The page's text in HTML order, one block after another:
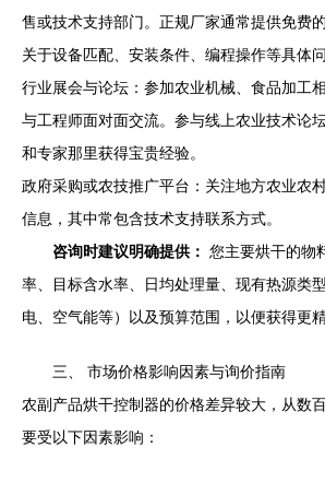
售或技术支持部门。正规厂家通常提供免费
关于设备匹配、安装条件、编程操作等具体问
行业展会与论坛：参加农业机械、食品加工
与工程师面对面交流。参与线上农业技术论
和专家那里获得宝贵经验。
政府采购或农技推广平台：关注地方农业农
信息，其中常包含技术支持联系方式。
咨询时建议明确提供： 您主要烘干的物
率、目标含水率、日均处理量、现有热源类
电、空气能等）以及预算范围，以便获得更精
三、 市场价格影响因素与询价指南
农副产品烘干控制器的价格差异较大，从数
要受以下因素影响：